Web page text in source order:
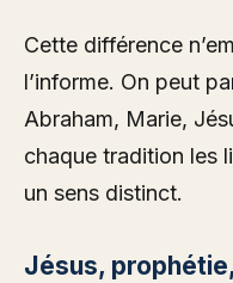
Cette différence
l’informe. On peut
Abraham, Marie,
chaque tradition les
un sens distinct.
Jésus,